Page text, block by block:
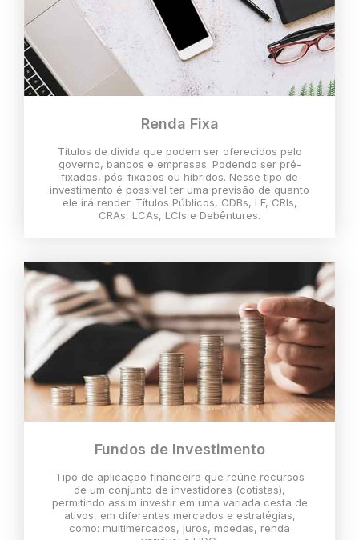
Renda Fixa
Títulos de dívida que podem ser oferecidos pelo
governo, bancos e empresas. Podendo ser pré-
fixados, pós-fixados ou híbridos. Nesse tipo de
investimento é possível ter uma previsão de quanto
ele irá render. Títulos Públicos, CDBs, LF, CRIs,
CRAs, LCAs, LCIs e Debêntures.
Fundos de Investimento
Tipo de aplicação financeira que reúne recursos
de um conjunto de investidores (cotistas),
permitindo assim investir em uma variada cesta de
ativos, em diferentes mercados e estratégias,
como: multimercados, juros, moedas, renda